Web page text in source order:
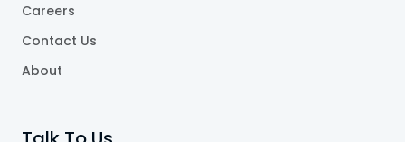
Careers
Contact Us
About